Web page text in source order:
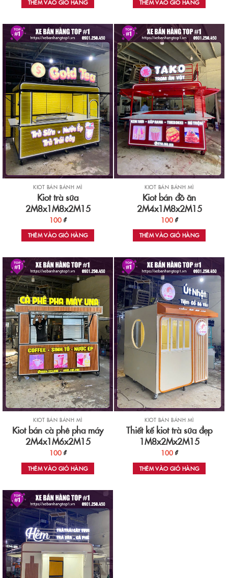
THÊM VÀO GIỎ HÀNG THÊM VÀO GIỎ HÀNG
KIOT BÁN BÁNH MÌ
Kiot trà sữa
2M8x1M8x2M15
100 ₫
THÊM VÀO GIỎ HÀNG
KIOT BÁN BÁNH MÌ
Kiot bán đồ ăn
2M4x1M8x2M15
100 ₫
THÊM VÀO GIỎ HÀNG
KIOT BÁN BÁNH MÌ
Kiot bán cà phê pha máy
2M4x1M6x2M15
100 ₫
THÊM VÀO GIỎ HÀNG
KIOT BÁN BÁNH MÌ
Thiết kế kiot trà sữa đẹp
1M8x2Mx2M15
100 ₫
THÊM VÀO GIỎ HÀNG